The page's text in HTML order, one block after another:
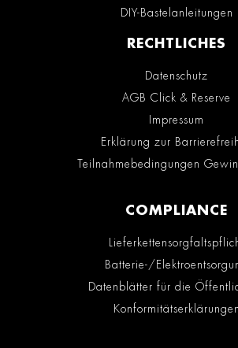
DIY-Bastelanleitungen
RECHTLICHES
Datenschutz
AGB Click & Reserve
Impressum
Erklärung zur
Teilnahmebedingungen
COMPLIANCE
Batterie-/
Datenblätter für die
Konformitätserklärungen